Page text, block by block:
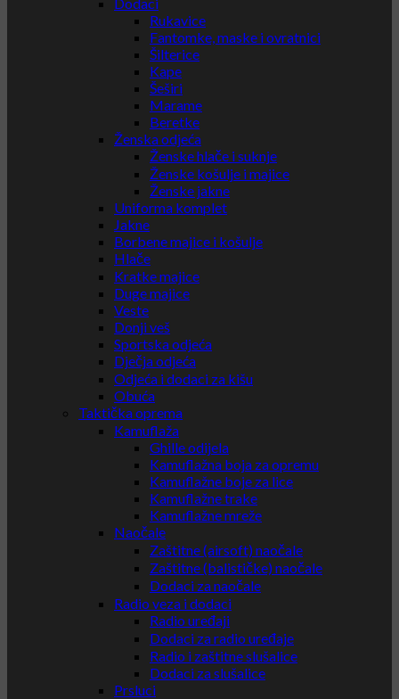
Rukavice
Fantomke, maske i ovratnici
Šilterice
Kape
Šeširi
Marame
Beretke
Ženska odjeća
Ženske hlače i suknje
Ženske košulje i majice
Ženske jakne
Uniforma komplet
Jakne
Borbene majice i košulje
Hlače
Kratke majice
Duge majice
Veste
Donji veš
Sportska odjeća
Dječja odjeća
Odjeća i dodaci za kišu
Obuća
Taktička oprema
Kamuflaža
Ghille odijela
Kamuflažna boja za opremu
Kamuflažne boje za lice
Kamuflažne trake
Kamuflažne mreže
Naočale
Zaštitne (airsoft) naočale
Zaštitne (balističke) naočale
Dodaci za naočale
Radio veza i dodaci
Radio uređaji
Dodaci za radio uređaje
Radio i zaštitne slušalice
Dodaci za slušalice
Prsluci